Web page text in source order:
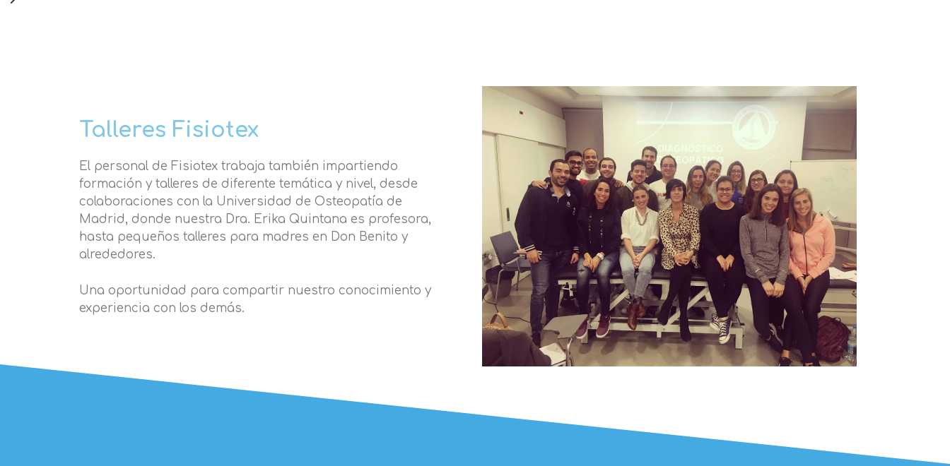
Talleres Fisiotex
El personal de Fisiotex trabaja también impartiendo
formación y talleres de diferente temática y nivel, desde
colaboraciones con la Universidad de Osteopatía de
Madrid, donde nuestra Dra. Erika Quintana es profesora,
hasta pequeños talleres para madres en Don Benito y
alrededores.
Una oportunidad para compartir nuestro conocimiento y
experiencia con los demás.